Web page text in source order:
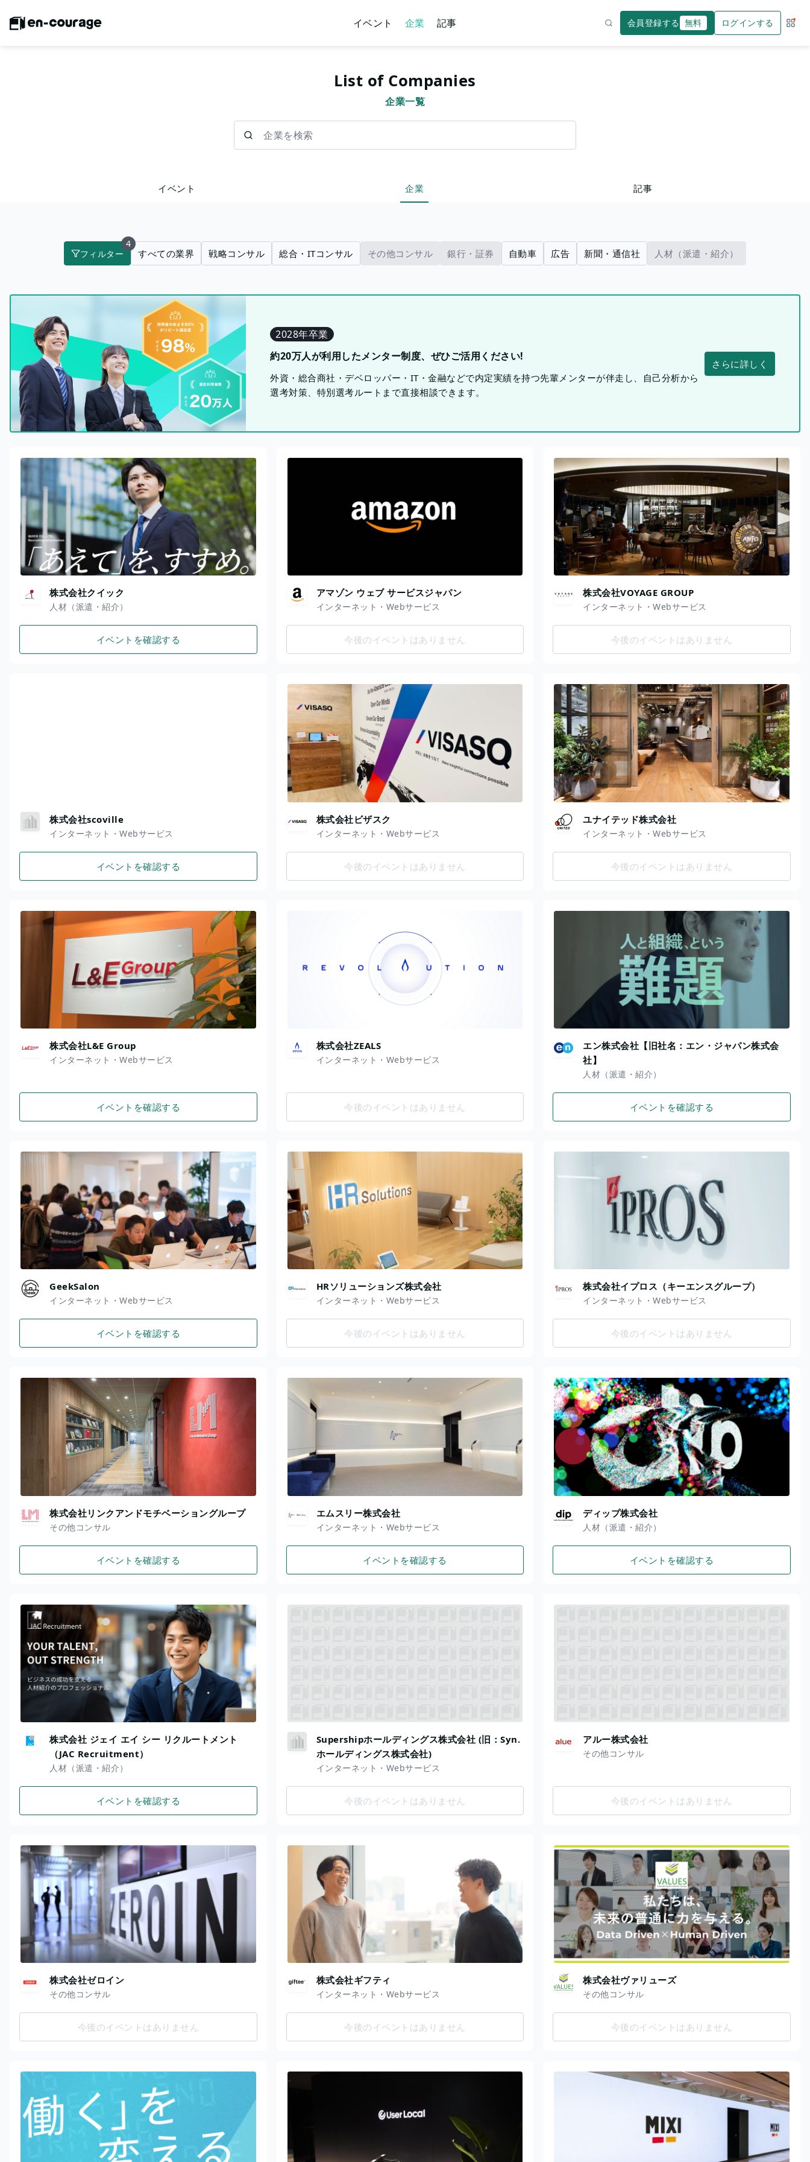
イベント 企業 記事 会員登録する 無料 ログインする サー
List of Companies
企業一覧
イベント 企業 記事
フィルター
4
すべての業界 戦略コンサル 総合・ITコンサル その他コンサル 銀行・証券 自動車 広告 新聞・通信社 人材（派遣・紹介）
2028年卒業
約20万人が利用したメンター制度、ぜひご活用ください!
外資・総合商社・デベロッパー・IT・金融などで内定実績を持つ先輩メンターが伴走し、自己分析から
選考対策、特別選考ルートまで直接相談できます。
さらに詳しく
株式会社クイック
人材（派遣・紹介）
イベントを確認する
アマゾン ウェブ サービスジャパン
インターネット・Webサービス
今後のイベントはありません
株式会社VOYAGE GROUP
インターネット・Webサービス
今後のイベントはありません
株式会社scoville
インターネット・Webサービス
イベントを確認する
株式会社ビザスク
インターネット・Webサービス
今後のイベントはありません
ユナイテッド株式会社
インターネット・Webサービス
今後のイベントはありません
株式会社L&E Group
インターネット・Webサービス
イベントを確認する
株式会社ZEALS
インターネット・Webサービス
今後のイベントはありません
エン株式会社【旧社名：エン・ジャパン株式会
社】
人材（派遣・紹介）
イベントを確認する
GeekSalon
インターネット・Webサービス
イベントを確認する
HRソリューションズ株式会社
インターネット・Webサービス
今後のイベントはありません
株式会社イプロス（キーエンスグループ）
インターネット・Webサービス
今後のイベントはありません
株式会社リンクアンドモチベーショングループ
その他コンサル
イベントを確認する
エムスリー株式会社
インターネット・Webサービス
イベントを確認する
ディップ株式会社
人材（派遣・紹介）
イベントを確認する
株式会社 ジェイ エイ シー リクルートメント
（JAC Recruitment）
人材（派遣・紹介）
イベントを確認する
Supershipホールディングス株式会社 (旧：Syn.
ホールディングス株式会社)
インターネット・Webサービス
今後のイベントはありません
アルー株式会社
その他コンサル
今後のイベントはありません
株式会社ゼロイン
その他コンサル
今後のイベントはありません
株式会社ギフティ
インターネット・Webサービス
今後のイベントはありません
株式会社ヴァリューズ
その他コンサル
今後のイベントはありません